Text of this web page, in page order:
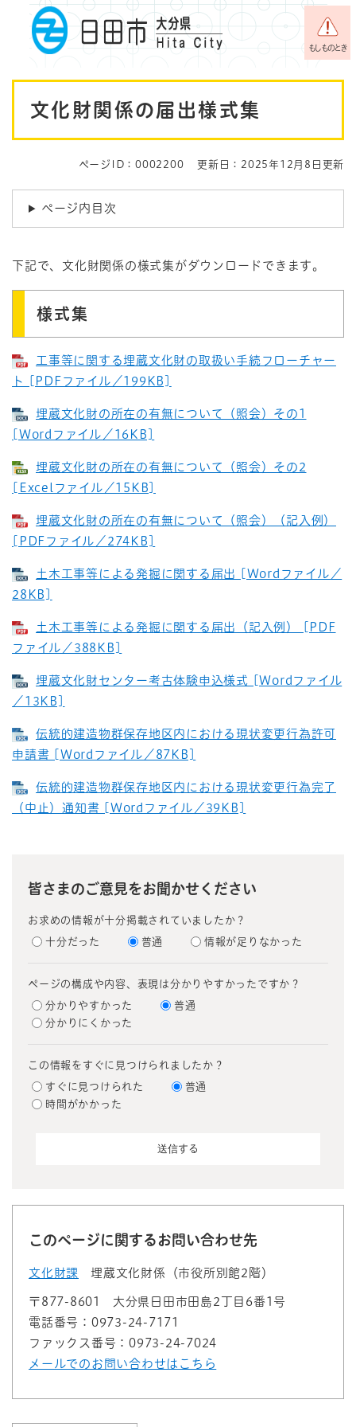
メニューを飛ばして本文へ
もしものとき
文化財関係の届出様式集
ページID：0002200 更新日：2025年12月8日更新
ページ内目次
下記で、文化財関係の様式集がダウンロードできます。
様式集
工事等に関する埋蔵文化財の取扱い手続フローチャー
ト [PDFファイル／199KB]
埋蔵文化財の所在の有無について（照会）その1
[Wordファイル／16KB]
埋蔵文化財の所在の有無について（照会）その2
[Excelファイル／15KB]
埋蔵文化財の所在の有無について（照会）（記入例）
[PDFファイル／274KB]
土木工事等による発掘に関する届出 [Wordファイル／
28KB]
土木工事等による発掘に関する届出（記入例） [PDF
ファイル／388KB]
埋蔵文化財センター考古体験申込様式 [Wordファイル
／13KB]
伝統的建造物群保存地区内における現状変更行為許可
申請書 [Wordファイル／87KB]
伝統的建造物群保存地区内における現状変更行為完了
（中止）通知書 [Wordファイル／39KB]
皆さまのご意見をお聞かせください
お求めの情報が十分掲載されていましたか？
十分だった 普通 情報が足りなかった
ページの構成や内容、表現は分かりやすかったですか？
分かりやすかった
普通
分かりにくかった
この情報をすぐに見つけられましたか？
すぐに見つけられた
普通
時間がかかった
このページに関するお問い合わせ先
文化財課 埋蔵文化財係（市役所別館2階）
〒877-8601
大分県日田市田島2丁目6番1号
電話番号：0973-24-7171
ファックス番号：0973-24-7024
メールでのお問い合わせはこちら